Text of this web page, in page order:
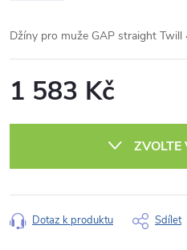
Džíny pro muže GAP straight
1 583 Kč
Dotaz k produktu Sdílet